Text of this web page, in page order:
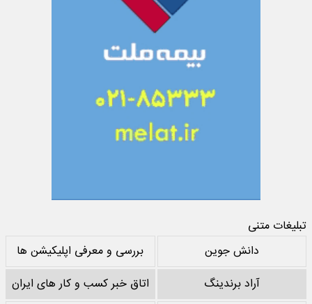
تبلیغات متنی
دانش جوین
بررسی و معرفی اپلیکیشن ها
آراد برندینگ
اتاق خبر کسب و کار های ایران